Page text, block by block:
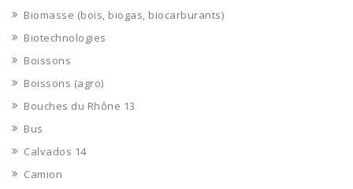
Biomasse (bois, biogas, biocarburants)
Biotechnologies
Boissons
Boissons (agro)
Bouches du Rhône 13
Bus
Calvados 14
Camion